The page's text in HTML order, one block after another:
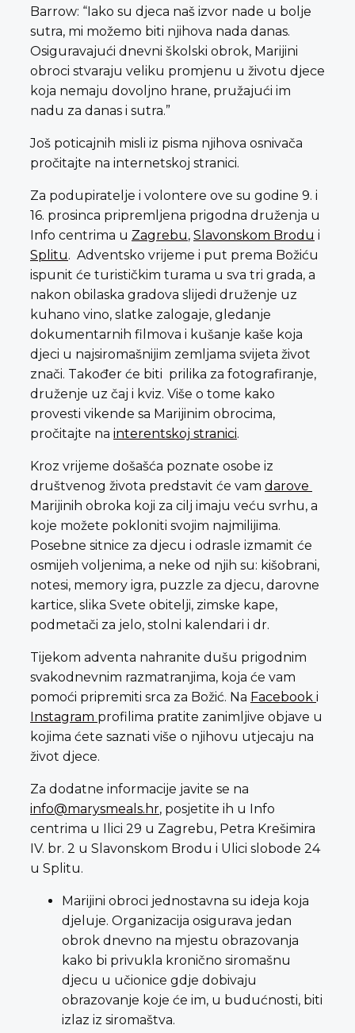
Barrow: “Iako su djeca naš izvor nade u bolje
sutra, mi možemo biti njihova nada danas.
Osiguravajući dnevni školski obrok, Marijini
obroci stvaraju veliku promjenu u životu djece
koja nemaju dovoljno hrane, pružajući im
nadu za danas i sutra.”
Još poticajnih misli iz pisma njihova osnivača
pročitajte na internetskoj stranici.
Za podupiratelje i volontere ove su godine 9. i
16. prosinca pripremljena prigodna druženja u
Info centrima u Zagrebu, Slavonskom Brodu i
Splitu. Adventsko vrijeme i put prema Božiću
ispunit će turističkim turama u sva tri grada, a
nakon obilaska gradova slijedi druženje uz
kuhano vino, slatke zalogaje, gledanje
dokumentarnih filmova i kušanje kaše koja
djeci u najsiromašnijim zemljama svijeta život
znači. Također će biti prilika za fotografiranje,
druženje uz čaj i kviz. Više o tome kako
provesti vikende sa Marijinim obrocima,
pročitajte na interentskoj stranici.
Kroz vrijeme došašća poznate osobe iz
društvenog života predstavit će vam darove
Marijinih obroka koji za cilj imaju veću svrhu, a
koje možete pokloniti svojim najmilijima.
Posebne sitnice za djecu i odrasle izmamit će
osmijeh voljenima, a neke od njih su: kišobrani,
notesi, memory igra, puzzle za djecu, darovne
kartice, slika Svete obitelji, zimske kape,
podmetači za jelo, stolni kalendari i dr.
Tijekom adventa nahranite dušu prigodnim
svakodnevnim razmatranjima, koja će vam
pomoći pripremiti srca za Božić. Na Facebook i
Instagram profilima pratite zanimljive objave u
kojima ćete saznati više o njihovu utjecaju na
život djece.
Za dodatne informacije javite se na
info@marysmeals.hr, posjetite ih u Info
centrima u Ilici 29 u Zagrebu, Petra Krešimira
IV. br. 2 u Slavonskom Brodu i Ulici slobode 24
u Splitu.
Marijini obroci jednostavna su ideja koja
djeluje. Organizacija osigurava jedan
obrok dnevno na mjestu obrazovanja
kako bi privukla kronično siromašnu
djecu u učionice gdje dobivaju
obrazovanje koje će im, u budućnosti, biti
izlaz iz siromaštva.